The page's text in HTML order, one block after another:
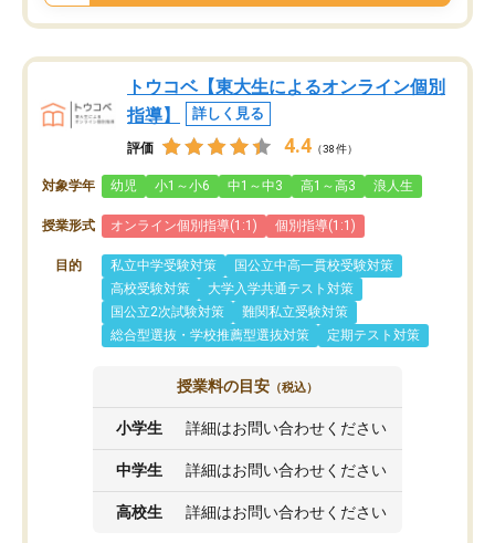
トウコベ【東大生によるオンライン個別
指導】
詳しく見る
評価 4.4 （38件）
対象学年 幼児 小1～小6 中1～中3 高1～高3 浪人生
授業形式 オンライン個別指導(1:1) 個別指導(1:1)
目的 私立中学受験対策
国公立中高一貫校受験対策
高校受験対策
大学入学共通テスト対策
国公立2次試験対策
難関私立受験対策
総合型選抜・学校推薦型選抜対策
定期テスト対策
授業料の目安 （税込）
小学生 詳細はお問い合わせください
中学生 詳細はお問い合わせください
高校生 詳細はお問い合わせください